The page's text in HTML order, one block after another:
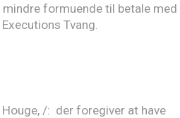
formuende til betale med
Tvang.
/: der foregiver at have